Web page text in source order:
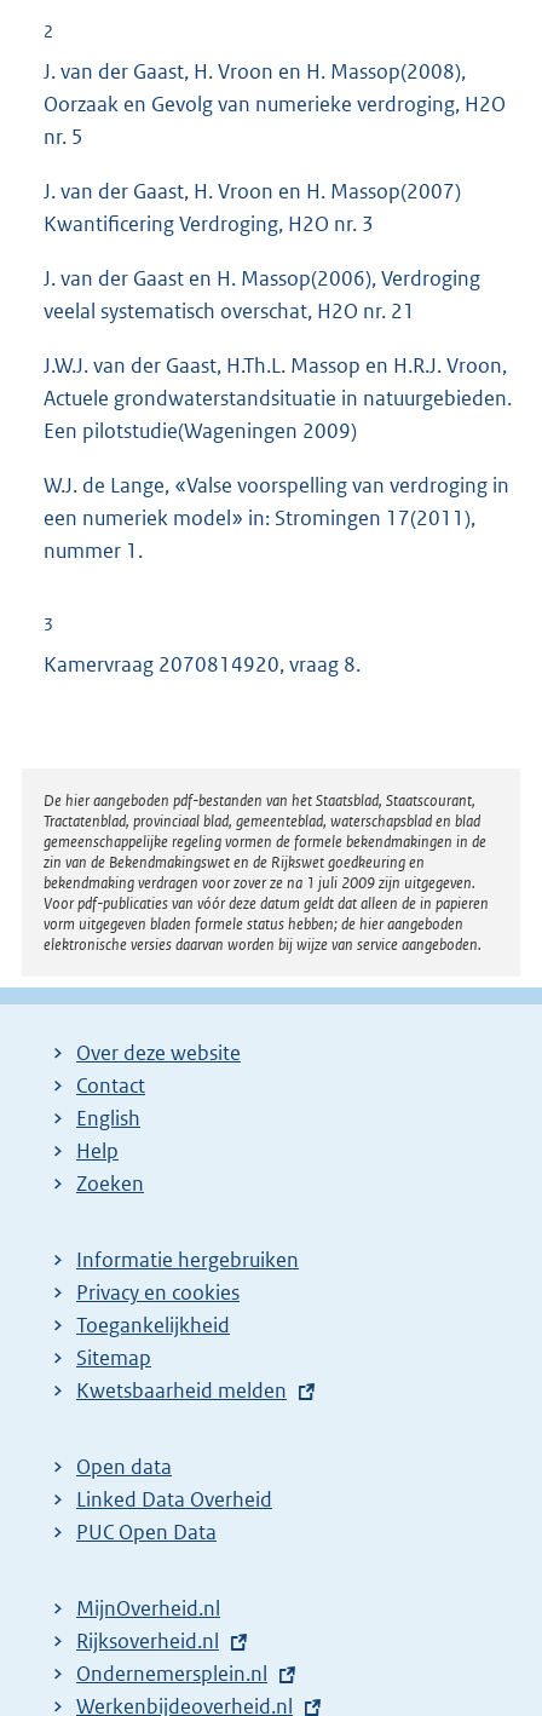
2
J. van der Gaast, H. Vroon en H. Massop(2008),
Oorzaak en Gevolg van numerieke verdroging, H2O
nr. 5
J. van der Gaast, H. Vroon en H. Massop(2007)
Kwantificering Verdroging, H2O nr. 3
J. van der Gaast en H. Massop(2006), Verdroging
veelal systematisch overschat, H2O nr. 21
J.W.J. van der Gaast, H.Th.L. Massop en H.R.J. Vroon,
Actuele grondwaterstandsituatie in natuurgebieden.
Een pilotstudie(Wageningen 2009)
W.J. de Lange, «Valse voorspelling van verdroging in
een numeriek model» in: Stromingen 17(2011),
nummer 1.
3
Kamervraag 2070814920, vraag 8.
Disclaimer
De hier aangeboden pdf-bestanden van het Staatsblad, Staatscourant,
Tractatenblad, provinciaal blad, gemeenteblad, waterschapsblad en blad
gemeenschappelijke regeling vormen de formele bekendmakingen in de
zin van de Bekendmakingswet en de Rijkswet goedkeuring en
bekendmaking verdragen voor zover ze na 1 juli 2009 zijn uitgegeven.
Voor pdf-publicaties van vóór deze datum geldt dat alleen de in papieren
vorm uitgegeven bladen formele status hebben; de hier aangeboden
elektronische versies daarvan worden bij wijze van service aangeboden.
Over deze website
Contact
English
Help
Zoeken
Informatie hergebruiken
Privacy en cookies
Toegankelijkheid
Sitemap
E
t
e
r
l
i
n
Kwetsbaarheid melden
Open data
Linked Data Overheid
PUC Open Data
MijnOverheid.nl
E
x
t
Rijksoverheid.nl
E
x
Ondernemersplein.nl
E
Werkenbijdeoverheid.nl